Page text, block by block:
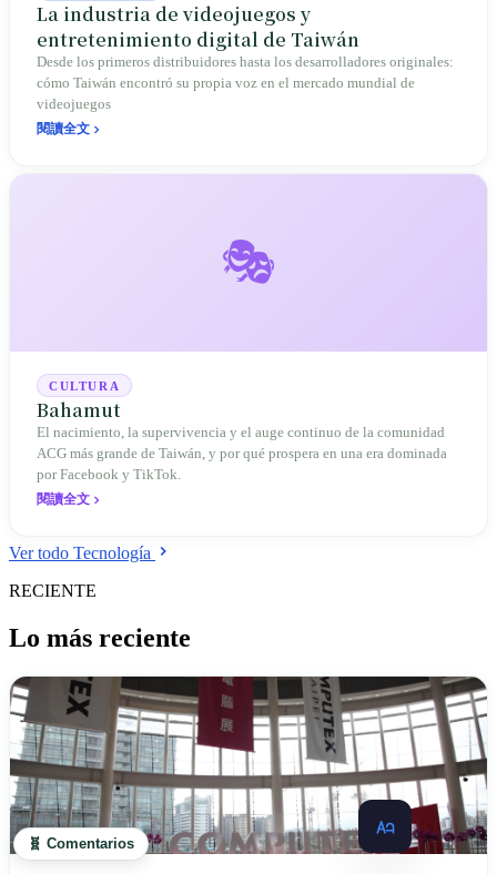
La industria de videojuegos y
entretenimiento digital de Taiwán
Desde los primeros distribuidores hasta los desarrolladores originales:
cómo Taiwán encontró su propia voz en el mercado mundial de
videojuegos
閱讀全文
🎭
CULTURA
Bahamut
El nacimiento, la supervivencia y el auge continuo de la comunidad
ACG más grande de Taiwán, y por qué prospera en una era dominada
por Facebook y TikTok.
閱讀全文
Ver todo Tecnología
RECIENTE
Lo más reciente
🧬 Comentarios